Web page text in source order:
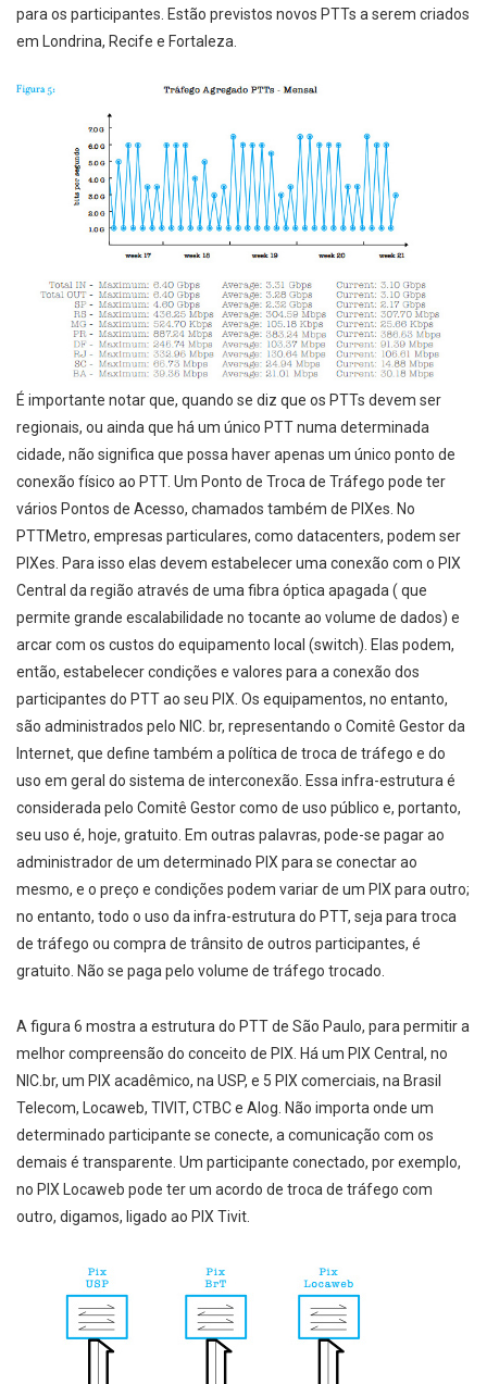
para os participantes. Estão previstos novos PTTs a serem criados
em Londrina, Recife e Fortaleza.
É importante notar que, quando se diz que os PTTs devem ser
regionais, ou ainda que há um único PTT numa determinada
cidade, não significa que possa haver apenas um único ponto de
conexão físico ao PTT. Um Ponto de Troca de Tráfego pode ter
vários Pontos de Acesso, chamados também de PIXes. No
PTTMetro, empresas particulares, como datacenters, podem ser
PIXes. Para isso elas devem estabelecer uma conexão com o PIX
Central da região através de uma fibra óptica apagada ( que
permite grande escalabilidade no tocante ao volume de dados) e
arcar com os custos do equipamento local (switch). Elas podem,
então, estabelecer condições e valores para a conexão dos
participantes do PTT ao seu PIX. Os equipamentos, no entanto,
são administrados pelo NIC. br, representando o Comitê Gestor da
Internet, que define também a política de troca de tráfego e do
uso em geral do sistema de interconexão. Essa infra-estrutura é
considerada pelo Comitê Gestor como de uso público e, portanto,
seu uso é, hoje, gratuito. Em outras palavras, pode-se pagar ao
administrador de um determinado PIX para se conectar ao
mesmo, e o preço e condições podem variar de um PIX para outro;
no entanto, todo o uso da infra-estrutura do PTT, seja para troca
de tráfego ou compra de trânsito de outros participantes, é
gratuito. Não se paga pelo volume de tráfego trocado.
A figura 6 mostra a estrutura do PTT de São Paulo, para permitir a
melhor compreensão do conceito de PIX. Há um PIX Central, no
NIC.br, um PIX acadêmico, na USP, e 5 PIX comerciais, na Brasil
Telecom, Locaweb, TIVIT, CTBC e Alog. Não importa onde um
determinado participante se conecte, a comunicação com os
demais é transparente. Um participante conectado, por exemplo,
no PIX Locaweb pode ter um acordo de troca de tráfego com
outro, digamos, ligado ao PIX Tivit.